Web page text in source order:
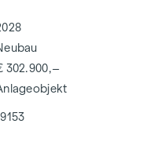
302.900,–